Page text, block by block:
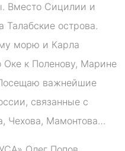
Вместо Сицилии и
Талабские острова.
морю и Карла
Оке к Поленову, Марине
важнейшие
связанные с
Чехова, Мамонтова…